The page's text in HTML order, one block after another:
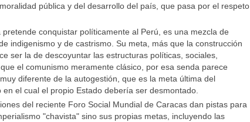
pública y del desarrollo del país, que pasa por el respeto
conquistar políticamente al Perú, es una mezcla de
indigenismo y de castrismo. Su meta, más que la construcción
ser la de descoyuntar las estructuras políticas, sociales,
el comunismo meramente clásico, por esa senda parece
diferente de la autogestión, que es la meta última del
el cual el propio Estado debería ser desmontado.
del reciente Foro Social Mundial de Caracas dan pistas para
"chavista" sino sus propias metas, incluyendo las